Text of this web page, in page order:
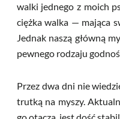
walki jednego z moich
ciężka walka — mająca
Jednak naszą główną
pewnego rodzaju
Przez dwa dni nie
trutką na myszy.